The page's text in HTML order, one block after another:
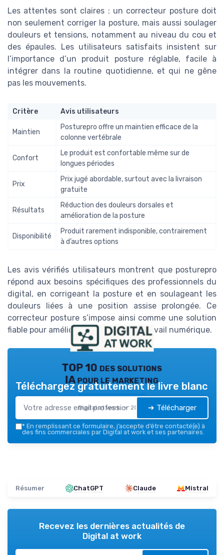
Les attentes sont claires : un correcteur posture doit
non seulement corriger la posture, mais aussi soulager
douleurs et tensions, notamment au niveau du cou et
des épaules. Les utilisateurs satisfaits insistent sur
l’importance d’un produit posture réglable, facile à
intégrer dans la routine quotidienne, et qui ne gêne
pas les mouvements.
Critère Avis utilisateurs
Maintien
Posturepro offre un maintien efficace de la
colonne vertébrale
Confort
Le produit est confortable même sur de
longues périodes
Prix
Prix jugé abordable, surtout avec la livraison
gratuite
Résultats
Réduction des douleurs dorsales et
amélioration de la posture
Disponibilité
Produit rarement indisponible, contrairement
à d’autres options
Les avis vérifiés utilisateurs montrent que posturepro
répond aux besoins spécifiques des professionnels du
digital, en corrigeant la posture et en soulageant les
douleurs liées à une position assise prolongée. Ce
correcteur posture s’impose ainsi comme une solution
fiable pour améliorer le bien-être au travail numérique.
TOP 10 des solutions
IA pour le marketing
Digital at work — 2026
Téléchargez gratuitement le livre blanc
➔ Télécharger
* En remplissant ce formulaire, j’accepte d’être contacté(e) à
des fins commerciales par Digital at work et ses partenaires.
Résumer ChatGPT Claude Mistral
Recevez les dernières actualités de
Digital at work